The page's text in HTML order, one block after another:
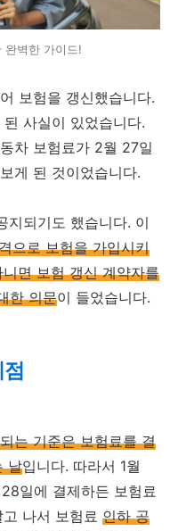
완벽한 가이드!
보험을 갱신했습니다.
사실이 있었습니다.
차 보험료가 2월 27일
게 된 것이었습니다.
지되기도 했습니다. 이
으로 보험을 가입시키
면 보험 갱신 계약자를
한 의문이 들었습니다.
는 기준은 보험료를 결
날입니다. 따라서 1월
일에 결제하든 보험료
나서 보험료 인하 공